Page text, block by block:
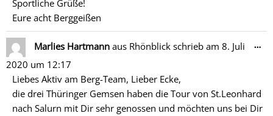
Sportliche Grüße!
Eure acht Berggeißen
Marlies Hartmann aus Rhönblick schrieb am 8. Juli
2020 um 12:17
Liebes Aktiv am Berg-Team, Lieber Ecke,
die drei Thüringer Gemsen haben die Tour von St.Leonhard
nach Salurn mit Dir sehr genossen und möchten uns bei Dir
…